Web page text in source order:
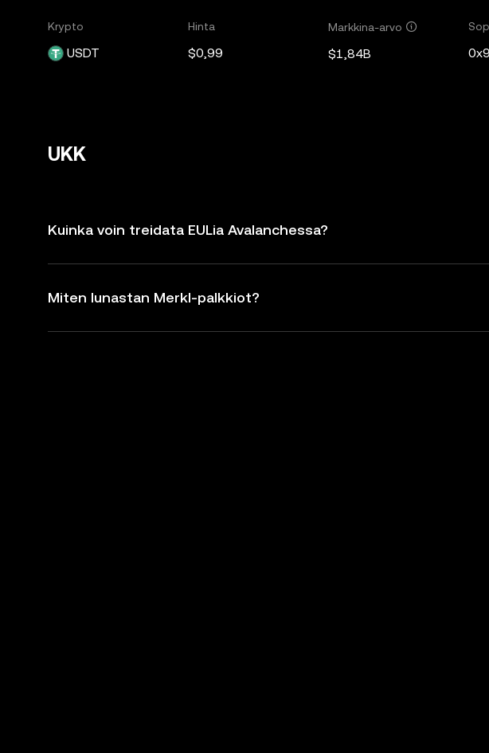
Krypto
USDT
Hinta
$0,99
Markkina-arvo
$1,84B
UKK
Kuinka voin treidata EULia Avalanchessa?
Miten lunastan Merkl-palkkiot?